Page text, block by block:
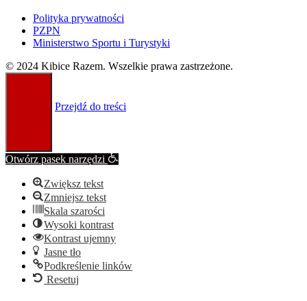
Polityka prywatności
PZPN
Ministerstwo Sportu i Turystyki
© 2024 Kibice Razem. Wszelkie prawa zastrzeżone.
Przejdź do treści
Otwórz pasek narzędzi
Zwiększ tekst
Zmniejsz tekst
Skala szarości
Wysoki kontrast
Kontrast ujemny
Jasne tło
Podkreślenie linków
Resetuj